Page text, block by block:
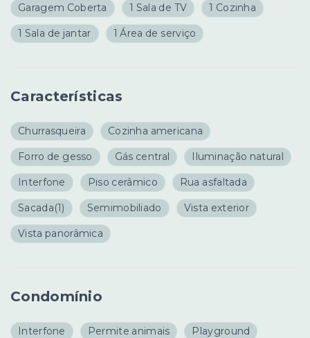
Garagem Coberta 1 Sala de TV 1 Cozinha
1 Sala de jantar 1 Área de serviço
Características
Churrasqueira Cozinha americana
Forro de gesso Gás central Iluminação natural
Interfone Piso cerâmico Rua asfaltada
Sacada(1) Semimobiliado Vista exterior
Vista panorâmica
Condomínio
Interfone Permite animais Playground